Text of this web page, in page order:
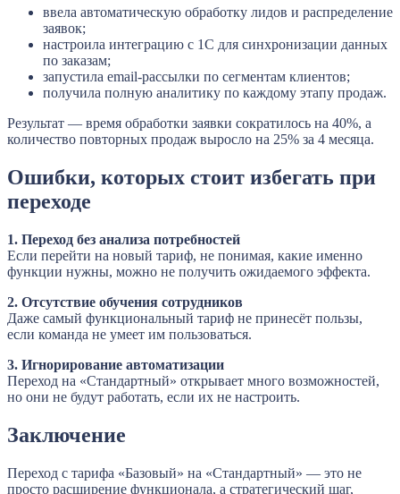
ввела автоматическую обработку лидов и распределение
заявок;
настроила интеграцию с 1С для синхронизации данных
по заказам;
запустила email-рассылки по сегментам клиентов;
получила полную аналитику по каждому этапу продаж.
Результат — время обработки заявки сократилось на 40%, а
количество повторных продаж выросло на 25% за 4 месяца.
Ошибки, которых стоит избегать при
переходе
1. Переход без анализа потребностей
Если перейти на новый тариф, не понимая, какие именно
функции нужны, можно не получить ожидаемого эффекта.
2. Отсутствие обучения сотрудников
Даже самый функциональный тариф не принесёт пользы,
если команда не умеет им пользоваться.
3. Игнорирование автоматизации
Переход на «Стандартный» открывает много возможностей,
но они не будут работать, если их не настроить.
Заключение
Переход с тарифа «Базовый» на «Стандартный» — это не
просто расширение функционала, а стратегический шаг,